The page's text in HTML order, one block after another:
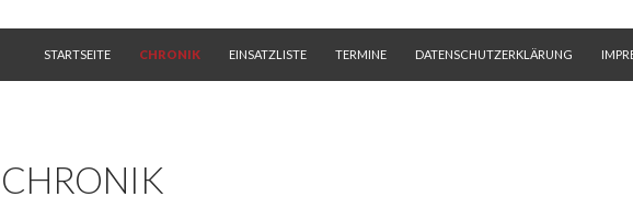
STARTSEITE
CHRONIK EINSATZLISTE TERMINE DATENSCHUTZERKLÄRUNG
CHRONIK